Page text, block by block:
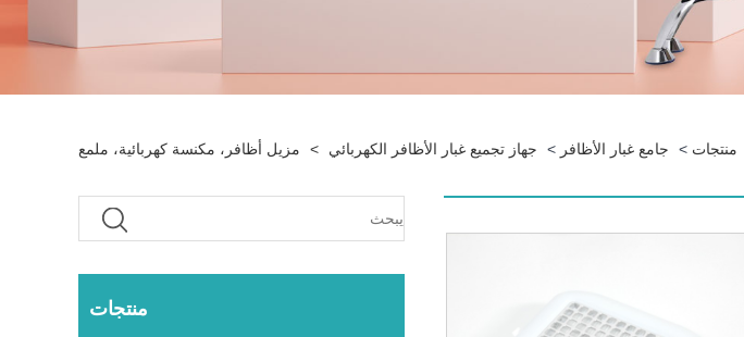
منتجات > جامع غبار الأظافر > جهاز تجميع غبار الأظافر الكهربائي > مزيل أظافر، مكنسة كهربائية، ملمع
منتجات